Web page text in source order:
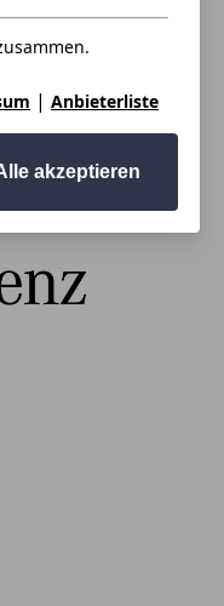
| Anbieterliste
akzeptieren